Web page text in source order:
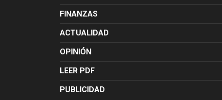
FINANZAS
ACTUALIDAD
OPINIÓN
LEER PDF
PUBLICIDAD